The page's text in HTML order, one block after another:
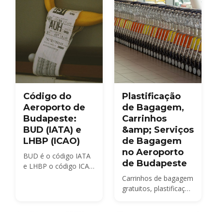
Código do
Aeroporto de
Budapeste:
BUD (IATA) e
LHBP (ICAO)
BUD é o código IATA
e LHBP o código ICAO
Plastificação
de Bagagem,
Carrinhos
&amp; Serviços
de Bagagem
no Aeroporto
de Budapeste
Carrinhos de bagagem
gratuitos, plastificação